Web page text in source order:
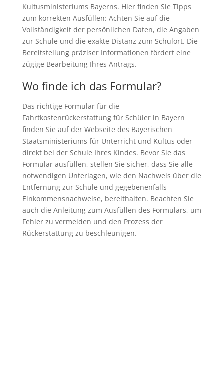
Kultusministeriums Bayerns. Hier finden Sie Tipps
zum korrekten Ausfüllen: Achten Sie auf die
Vollständigkeit der persönlichen Daten, die Angaben
zur Schule und die exakte Distanz zum Schulort. Die
Bereitstellung präziser Informationen fördert eine
zügige Bearbeitung Ihres Antrags.
Wo finde ich das Formular?
Das richtige Formular für die
Fahrtkostenrückerstattung für Schüler in Bayern
finden Sie auf der Webseite des Bayerischen
Staatsministeriums für Unterricht und Kultus oder
direkt bei der Schule Ihres Kindes. Bevor Sie das
Formular ausfüllen, stellen Sie sicher, dass Sie alle
notwendigen Unterlagen, wie den Nachweis über die
Entfernung zur Schule und gegebenenfalls
Einkommensnachweise, bereithalten. Beachten Sie
auch die Anleitung zum Ausfüllen des Formulars, um
Fehler zu vermeiden und den Prozess der
Rückerstattung zu beschleunigen.